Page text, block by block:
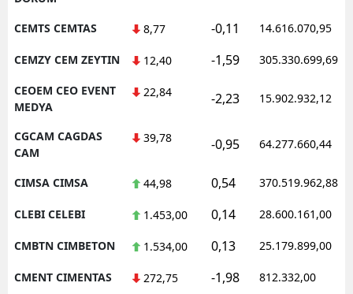
CEMTS CEMTAS 8,77 -0,11 14.616.070,95
CEMZY CEM ZEYTIN 12,40 -1,59 305.330.699,69
CEOEM CEO EVENT
MEDYA
22,84 -2,23 15.902.932,12
CGCAM CAGDAS
CAM
39,78 -0,95 64.277.660,44
CIMSA CIMSA 44,98 0,54 370.519.962,88
CLEBI CELEBI 1.453,00 0,14 28.600.161,00
CMBTN CIMBETON 1.534,00 0,13 25.179.899,00
CMENT CIMENTAS 272,75 -1,98 812.332,00